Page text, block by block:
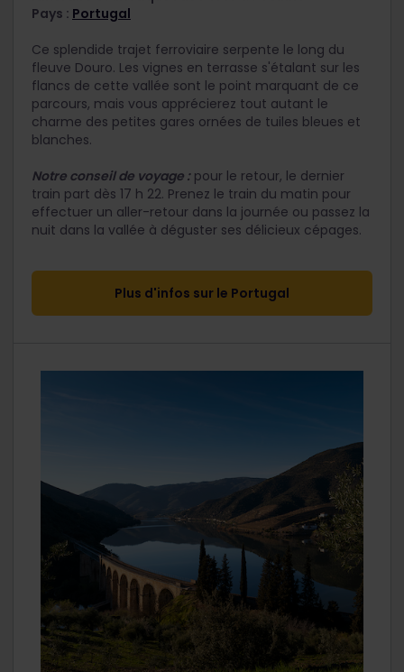
Pays : Portugal
Ce splendide trajet ferroviaire serpente le long du
fleuve Douro. Les vignes en terrasse s'étalant sur les
flancs de cette vallée sont le point marquant de ce
parcours, mais vous apprécierez tout autant le
charme des petites gares ornées de tuiles bleues et
blanches.
Notre conseil de voyage :pour le retour, le dernier
train part dès 17 h 22. Prenez le train du matin pour
effectuer un aller-retour dans la journée ou passez la
nuit dans la vallée à déguster ses délicieux cépages.
Plus d'infos sur le Portugal